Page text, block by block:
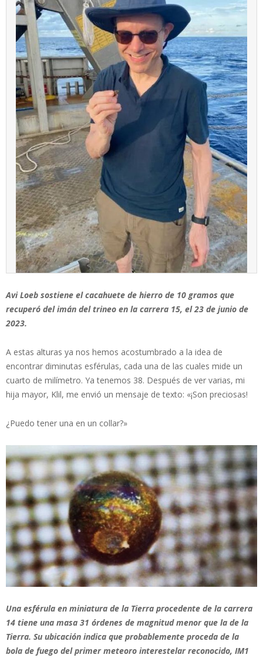
Avi Loeb sostiene el cacahuete de hierro de 10 gramos que
recuperó del imán del trineo en la carrera 15, el 23 de junio de
2023.
A estas alturas ya nos hemos acostumbrado a la idea de
encontrar diminutas esférulas, cada una de las cuales mide un
cuarto de milímetro. Ya tenemos 38. Después de ver varias, mi
hija mayor, Klil, me envió un mensaje de texto: «¡Son preciosas!
¿Puedo tener una en un collar?»
Una esférula en miniatura de la Tierra procedente de la carrera
14 tiene una masa 31 órdenes de magnitud menor que la de la
Tierra. Su ubicación indica que probablemente proceda de la
bola de fuego del primer meteoro interestelar reconocido, IM1